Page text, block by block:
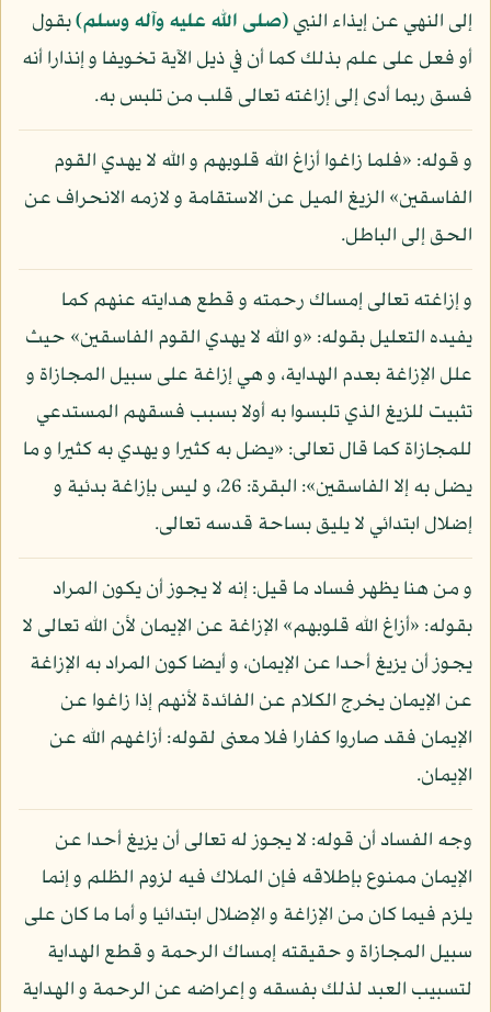
إلى النهي عن إيذاء النبي(صلى الله عليه وآله وسلم)بقول
أو فعل على علم بذلك كما أن في ذيل الآية تخويفا و إنذارا أنه
فسق ربما أدى إلى إزاغته تعالى قلب من تلبس به.
و قوله: «فلما زاغوا أزاغ الله قلوبهم و الله لا يهدي القوم
الفاسقين» الزيغ الميل عن الاستقامة و لازمه الانحراف عن
الحق إلى الباطل.
و إزاغته تعالى إمساك رحمته و قطع هدايته عنهم كما
يفيده التعليل بقوله: «و الله لا يهدي القوم الفاسقين» حيث
علل الإزاغة بعدم الهداية، و هي إزاغة على سبيل المجازاة و
تثبيت للزيغ الذي تلبسوا به أولا بسبب فسقهم المستدعي
للمجازاة كما قال تعالى: «يضل به كثيرا و يهدي به كثيرا و ما
يضل به إلا الفاسقين»: البقرة: 26، و ليس بإزاغة بدئية و
إضلال ابتدائي لا يليق بساحة قدسه تعالى.
و من هنا يظهر فساد ما قيل: إنه لا يجوز أن يكون المراد
بقوله: «أزاغ الله قلوبهم» الإزاغة عن الإيمان لأن الله تعالى لا
يجوز أن يزيغ أحدا عن الإيمان، و أيضا كون المراد به الإزاغة
عن الإيمان يخرج الكلام عن الفائدة لأنهم إذا زاغوا عن
الإيمان فقد صاروا كفارا فلا معنى لقوله: أزاغهم الله عن
الإيمان.
وجه الفساد أن قوله: لا يجوز له تعالى أن يزيغ أحدا عن
الإيمان ممنوع بإطلاقه فإن الملاك فيه لزوم الظلم و إنما
يلزم فيما كان من الإزاغة و الإضلال ابتدائيا و أما ما كان على
سبيل المجازاة و حقيقته إمساك الرحمة و قطع الهداية
لتسبيب العبد لذلك بفسقه و إعراضه عن الرحمة و الهداية